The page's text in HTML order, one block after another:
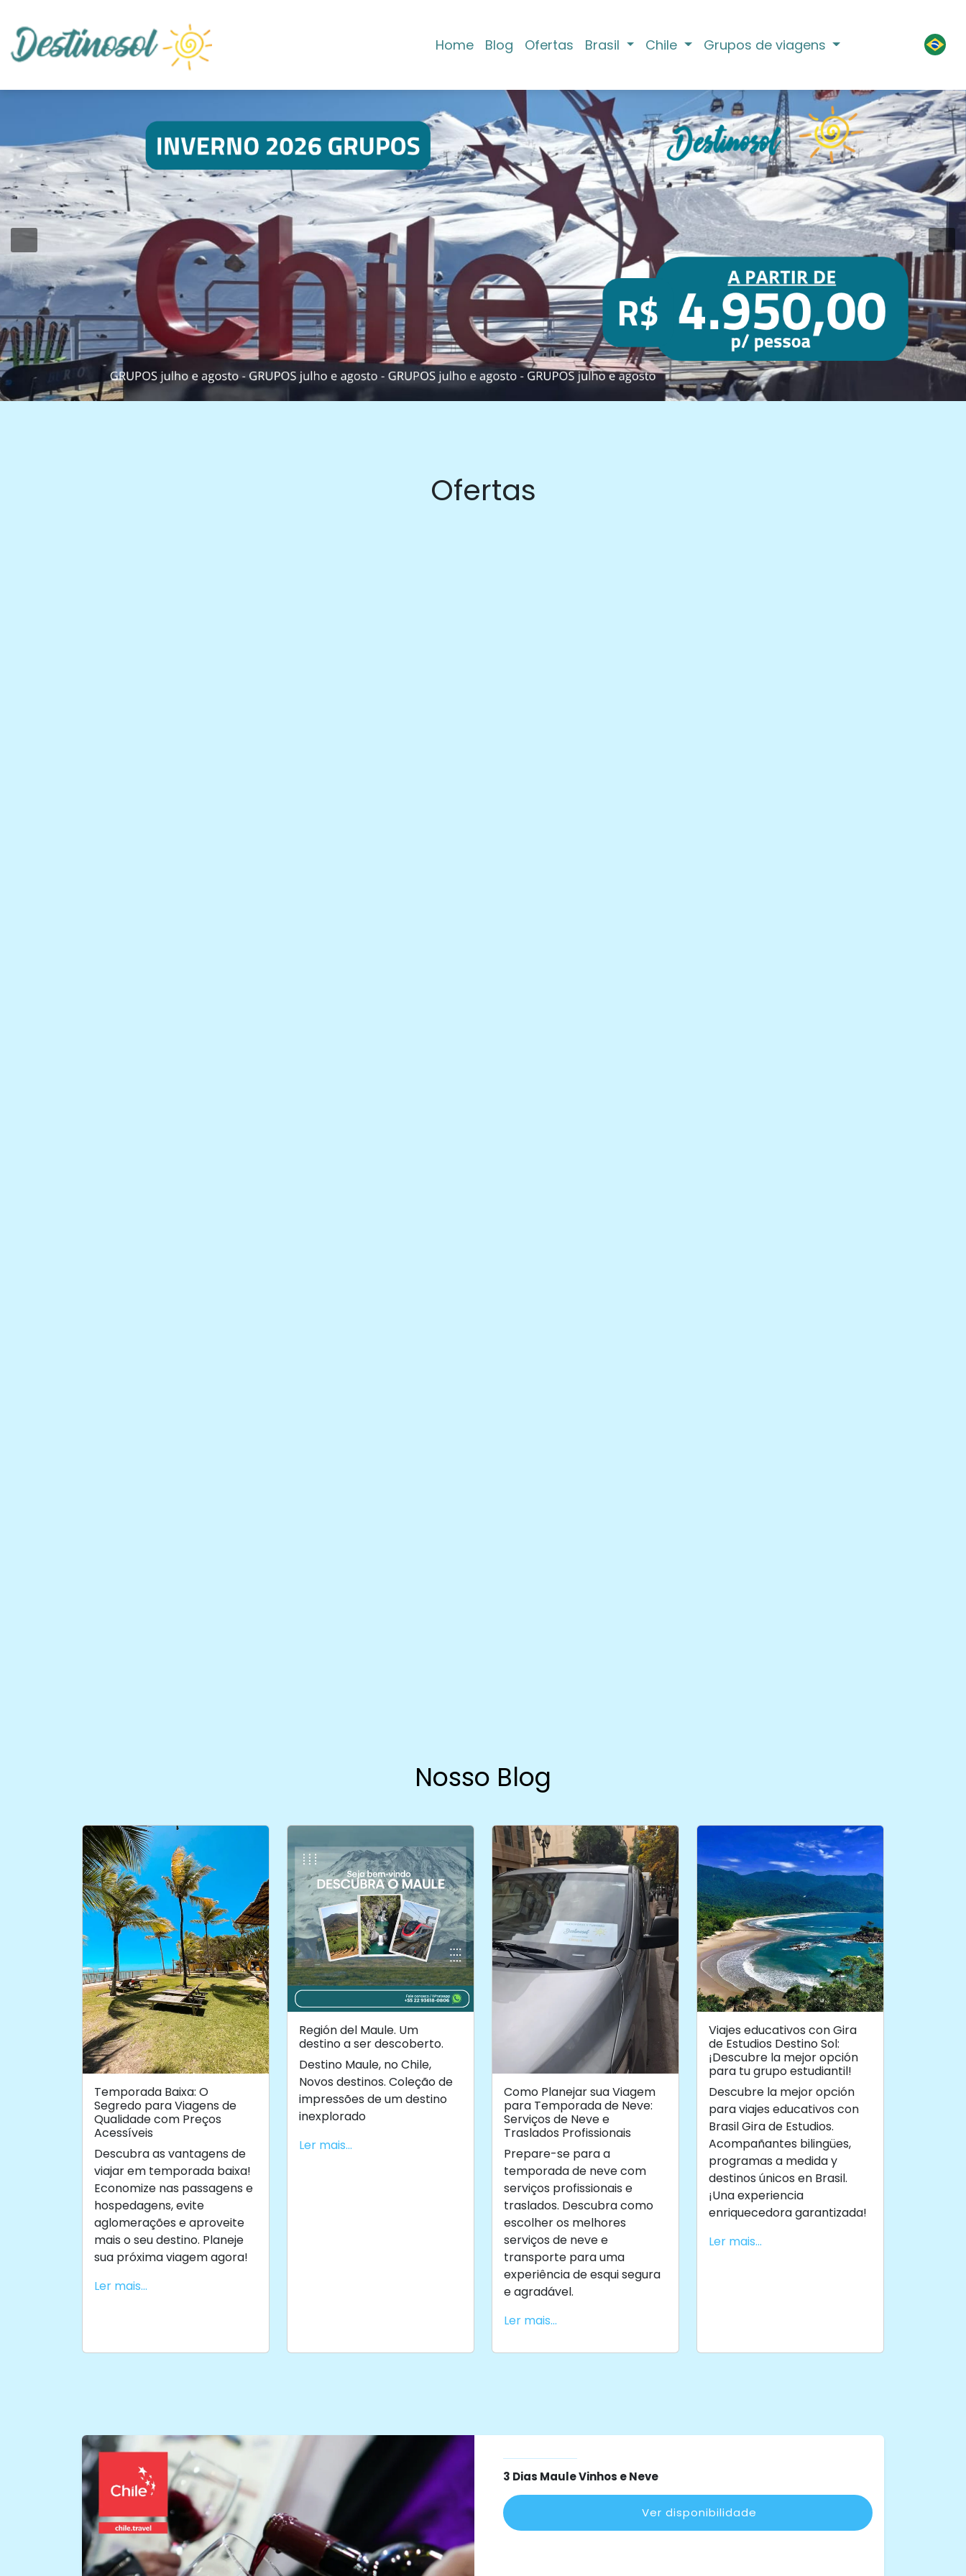
Home Blog Ofertas Brasil Chile Grupos de viagens
Ofertas
Nosso Blog
Temporada Baixa: O
Segredo para Viagens de
Qualidade com Preços
Acessíveis
Descubra as vantagens de
viajar em temporada baixa!
Economize nas passagens e
hospedagens, evite
aglomerações e aproveite
mais o seu destino. Planeje
sua próxima viagem agora!
Ler mais...
Región del Maule. Um
destino a ser descoberto.
Destino Maule, no Chile,
Novos destinos. Coleção de
impressões de um destino
inexplorado
Ler mais...
Como Planejar sua Viagem
para Temporada de Neve:
Serviços de Neve e
Traslados Profissionais
Prepare-se para a
temporada de neve com
serviços profissionais e
traslados. Descubra como
escolher os melhores
serviços de neve e
transporte para uma
experiência de esqui segura
e agradável.
Ler mais...
Viajes educativos con Gira
de Estudios Destino Sol:
¡Descubre la mejor opción
para tu grupo estudiantil!
Descubre la mejor opción
para viajes educativos con
Brasil Gira de Estudios.
Acompañantes bilingües,
programas a medida y
destinos únicos en Brasil.
¡Una experiencia
enriquecedora garantizada!
Ler mais...
3 Dias Maule Vinhos e Neve
Ver disponibilidade